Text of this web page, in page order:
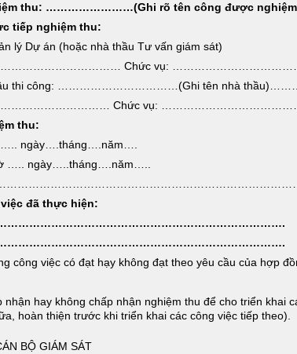
thu: ……………………(Ghi rõ tên công được
tiếp nghiệm thu:
lý Dự án (hoặc nhà thầu Tư vấn giám sát)
Chức vụ:
thi công: ……………………………(Ghi tên nhà
Chức vụ:
thu:
ngày….tháng….năm….
….. ngày…..tháng….năm…..
đã thực hiện:
công việc có đạt hạy không đạt theo yêu cầu của hợp
nhận hay không chấp nhận nghiệm thu để cho triển khai
hoàn thiện trước khi triển khai các công việc tiếp theo).
BỘ GIÁM SÁT